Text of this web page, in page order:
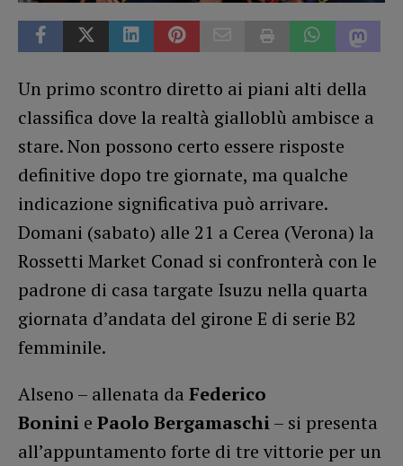
Un primo scontro diretto ai piani alti della
classifica dove la realtà gialloblù ambisce a
stare. Non possono certo essere risposte
definitive dopo tre giornate, ma qualche
indicazione significativa può arrivare.
Domani (sabato) alle 21 a Cerea (Verona) la
Rossetti Market Conad si confronterà con le
padrone di casa targate Isuzu nella quarta
giornata d’andata del girone E di serie B2
femminile.
Alseno – allenata da Federico
Bonini e Paolo Bergamaschi– si presenta
all’appuntamento forte di tre vittorie per un